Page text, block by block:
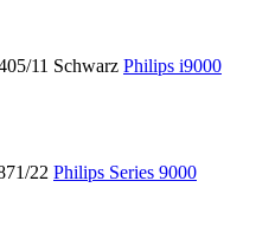
Philips i9000
Philips Series 9000